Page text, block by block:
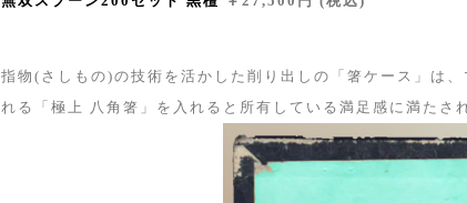
指物(さしもの)の技術を活かした削り出しの「箸ケース」は
れる「極上 八角箸」を入れると所有している満足感に満たさ